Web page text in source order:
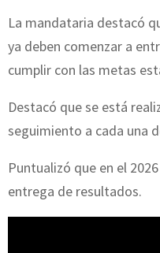
La mandataria destacó
ya deben comenzar a
cumplir con las metas
Destacó que se está
seguimiento a cada una
Puntualizó que en el
entrega de resultados.